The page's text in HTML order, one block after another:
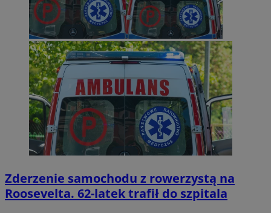
Zderzenie samochodu z rowerzystą na
Roosevelta. 62-latek trafił do szpitala